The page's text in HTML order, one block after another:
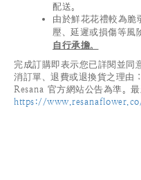
配送。
由於鮮花花禮較為脆
壓、延遲或損傷等風
自行承擔。
完成訂購即表示您已詳閱並同
消訂單、退費或退換貨之理由
Resana 官方網站公告為準。
https://